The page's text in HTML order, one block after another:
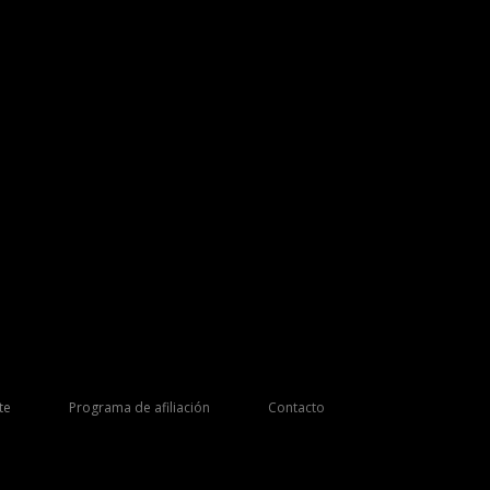
Programa de afiliación Contacto